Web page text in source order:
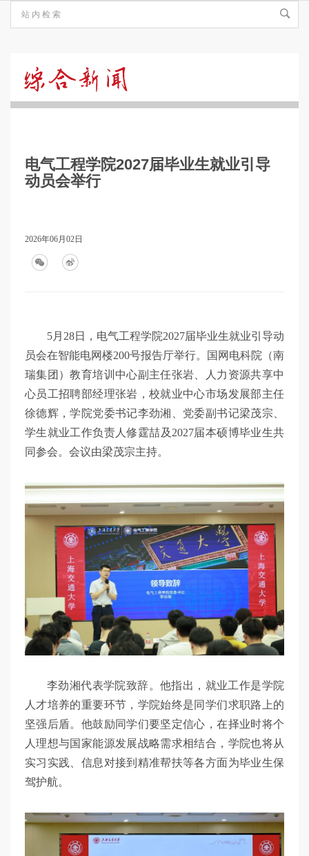
新
电气工程学院2027届毕业生就业引导
动员会举行
2026年06月02日
5月28日，电气工程学院2027届毕业生就业引导动
员会在智能电网楼200号报告厅举行。国网电科院（南
瑞集团）教育培训中心副主任张岩、人力资源共享中
心员工招聘部经理张岩，校就业中心市场发展部主任
徐德辉，学院党委书记李劲湘、党委副书记梁茂宗、
学生就业工作负责人修霆喆及2027届本硕博毕业生共
同参会。会议由梁茂宗主持。
李劲湘代表学院致辞。他指出，就业工作是学院
人才培养的重要环节，学院始终是同学们求职路上的
坚强后盾。他鼓励同学们要坚定信心，在择业时将个
人理想与国家能源发展战略需求相结合，学院也将从
实习实践、信息对接到精准帮扶等各方面为毕业生保
驾护航。